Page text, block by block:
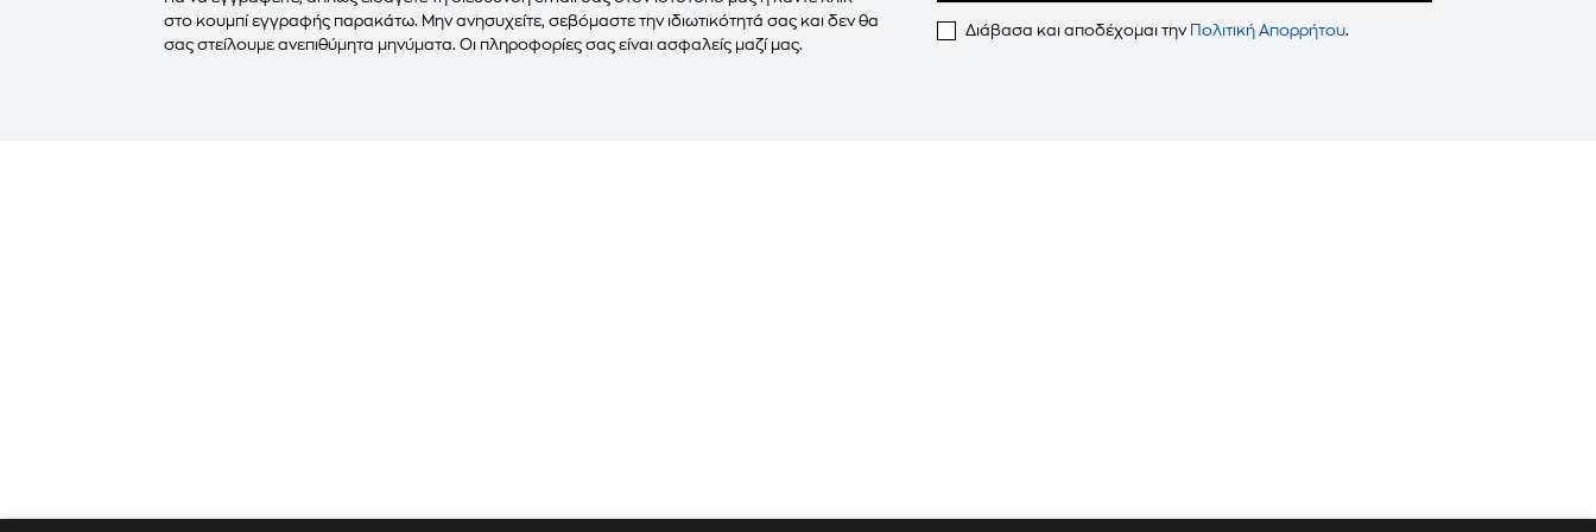
στο κουμπί εγγραφής παρακάτω. Μην ανησυχείτε, σεβόμαστε την ιδιωτικότητά σας και δεν θα
σας στείλουμε ανεπιθύμητα μηνύματα. Οι πληροφορίες σας είναι ασφαλείς μαζί μας.
Διάβασα και αποδέχομαι την Πολιτική Απορρήτου.